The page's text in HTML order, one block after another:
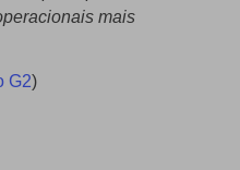
mais
G2)